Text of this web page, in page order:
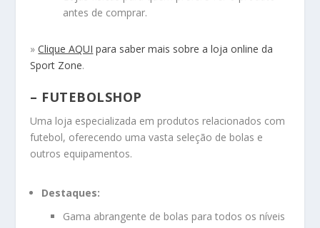
antes de comprar.
»Clique AQUI para saber mais sobre a loja online da
Sport Zone.
– FUTEBOLSHOP
Uma loja especializada em produtos relacionados com
futebol, oferecendo uma vasta seleção de bolas e
outros equipamentos.
Destaques:
Gama abrangente de bolas para todos os níveis